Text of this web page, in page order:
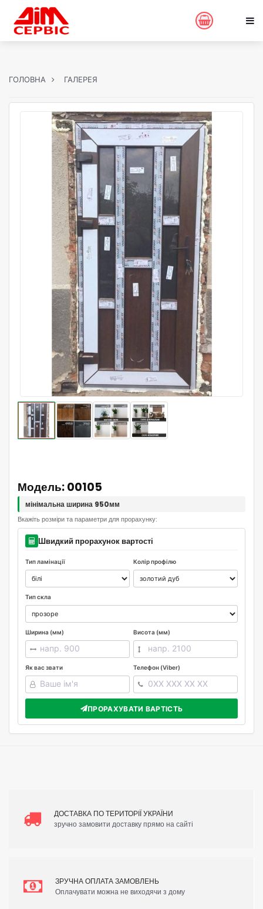
ГОЛОВНА ГАЛЕРЕЯ
Модель: 00105
мінімальна ширина 950мм
Вкажіть розміри та параметри для прорахунку:
Швидкий прорахунок вартості
Тип ламінації Колір профілю
Тип скла
Ширина (мм) Висота (мм)
Як вас звати Телефон (Viber)
ПРОРАХУВАТИ ВАРТІСТЬ
ДОСТАВКА ПО ТЕРИТОРІЇ УКРАЇНИ
зручно замовити доставку прямо на сайті
ЗРУЧНА ОПЛАТА ЗАМОВЛЕНЬ
Оплачувати можна не виходячи з дому